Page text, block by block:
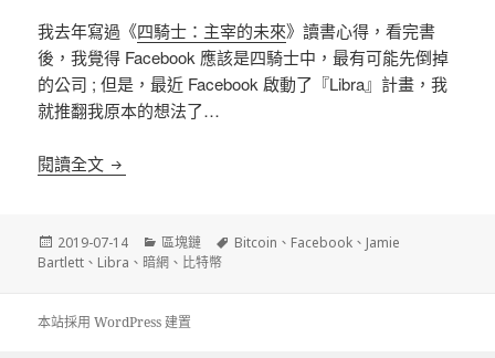
我去年寫過《四騎士：主宰的未來》讀書心得，看完書
後，我覺得 Facebook 應該是四騎士中，最有可能先倒掉
的公司 ; 但是，最近 Facebook 啟動了『Libra』計畫，我
就推翻我原本的想法了…
閱讀全文 《區塊鏈》我所想像的 Libra 未來藍圖
發
佈
2019-07-14
分
類
區塊鏈
標
Bitcoin 、 Facebook 、 Jamie
Bartlett 、 Libra 、 暗網 、 比特幣
本站採用 WordPress 建置